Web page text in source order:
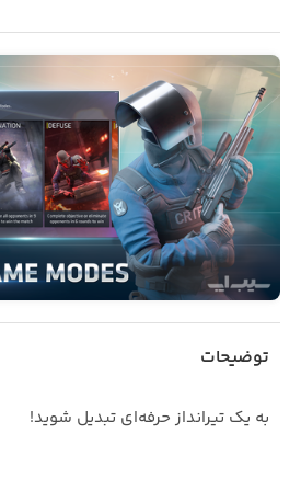
توضیحات
به یک تیرانداز حرفه‌ای تبدیل شوید!